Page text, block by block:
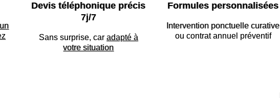
un
Devis téléphonique précis
7j/7
Sans surprise, car adapté à
votre situation
Formules personnalisées
Intervention ponctuelle curative
ou contrat annuel préventif